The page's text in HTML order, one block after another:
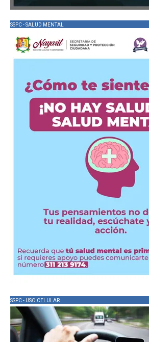
SSPC - SALUD MENTAL
SSPC - USO CELULAR